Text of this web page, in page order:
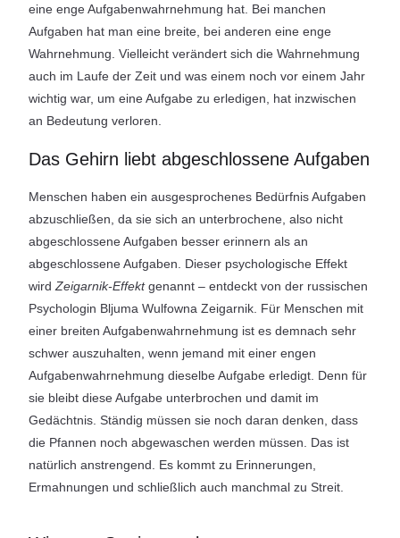
eine enge Aufgabenwahrnehmung hat. Bei manchen
Aufgaben hat man eine breite, bei anderen eine enge
Wahrnehmung. Vielleicht verändert sich die Wahrnehmung
auch im Laufe der Zeit und was einem noch vor einem Jahr
wichtig war, um eine Aufgabe zu erledigen, hat inzwischen
an Bedeutung verloren.
Das Gehirn liebt abgeschlossene Aufgaben
Menschen haben ein ausgesprochenes Bedürfnis Aufgaben
abzuschließen, da sie sich an unterbrochene, also nicht
abgeschlossene Aufgaben besser erinnern als an
abgeschlossene Aufgaben. Dieser psychologische Effekt
wirdZeigarnik-Effektgenannt – entdeckt von der russischen
Psychologin Bljuma Wulfowna Zeigarnik. Für Menschen mit
einer breiten Aufgabenwahrnehmung ist es demnach sehr
schwer auszuhalten, wenn jemand mit einer engen
Aufgabenwahrnehmung dieselbe Aufgabe erledigt. Denn für
sie bleibt diese Aufgabe unterbrochen und damit im
Gedächtnis. Ständig müssen sie noch daran denken, dass
die Pfannen noch abgewaschen werden müssen. Das ist
natürlich anstrengend. Es kommt zu Erinnerungen,
Ermahnungen und schließlich auch manchmal zu Streit.